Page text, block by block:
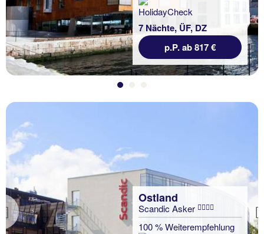
7 Nächte, ÜF, DZ
p.P. ab 817 €
Previous
Ostland
Scandic Asker
100 % Weiterempfehlung